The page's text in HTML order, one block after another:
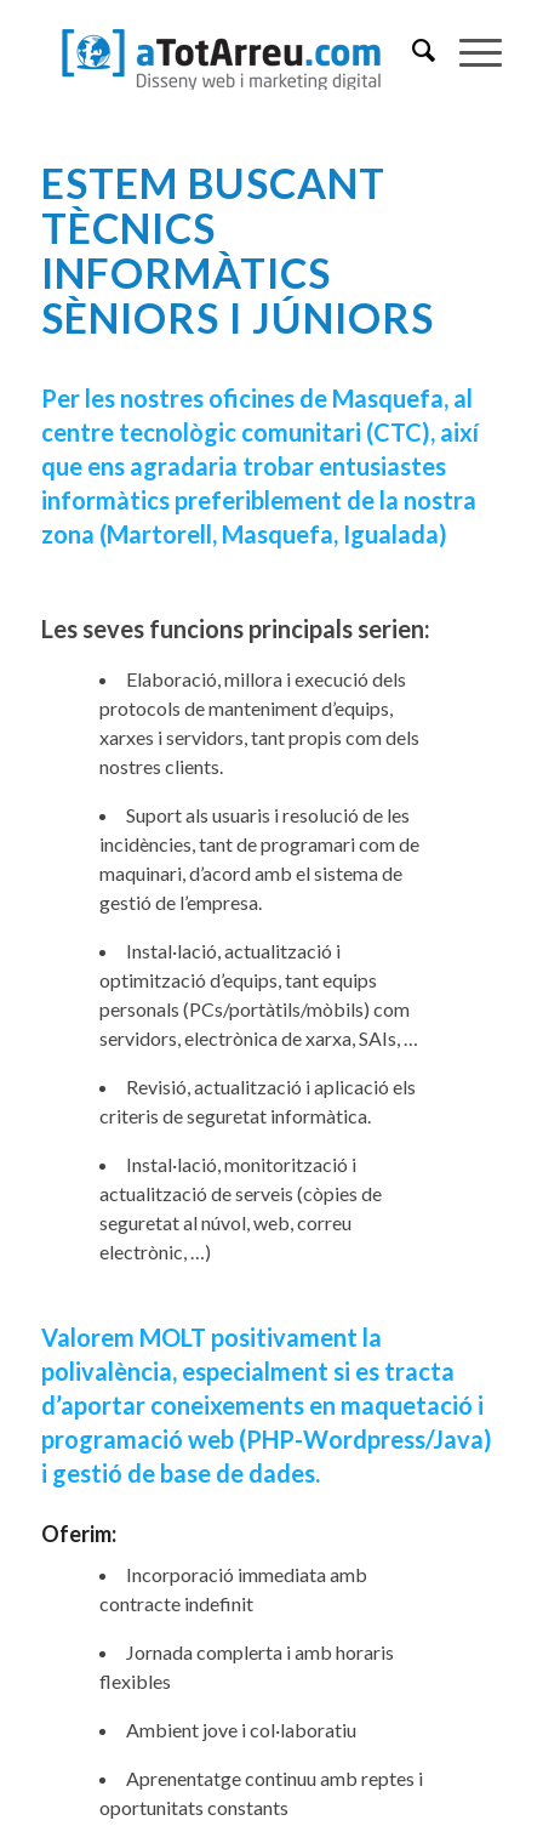
ESTEM BUSCANT
TÈCNICS
INFORMÀTICS
SÈNIORS I JÚNIORS
Per les nostres oficines de Masquefa, al
centre tecnològic comunitari (CTC), així
que ens agradaria trobar entusiastes
informàtics preferiblement de la nostra
zona (Martorell, Masquefa, Igualada)
Les seves funcions principals serien:
Elaboració, millora i execució dels
protocols de manteniment d’equips,
xarxes i servidors, tant propis com dels
nostres clients.
Suport als usuaris i resolució de les
incidències, tant de programari com de
maquinari, d’acord amb el sistema de
gestió de l’empresa.
Instal·lació, actualització i
optimització d’equips, tant equips
personals (PCs/portàtils/mòbils) com
servidors, electrònica de xarxa, SAIs, …
Revisió, actualització i aplicació els
criteris de seguretat informàtica.
Instal·lació, monitorització i
actualització de serveis (còpies de
seguretat al núvol, web, correu
electrònic, …)
Valorem MOLT positivament la
polivalència, especialment si es tracta
d’aportar coneixements en maquetació i
programació web (PHP-Wordpress/Java)
i gestió de base de dades.
Oferim:
Incorporació immediata amb
contracte indefinit
Jornada complerta i amb horaris
flexibles
Ambient jove i col·laboratiu
Aprenentatge continuu amb reptes i
oportunitats constants